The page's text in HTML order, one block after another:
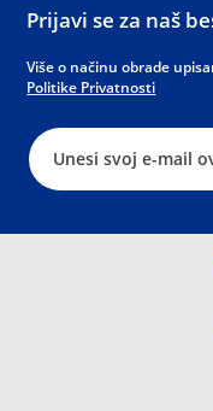
Prijavi se za naš
Više o načinu obrade
Politike Privatnosti